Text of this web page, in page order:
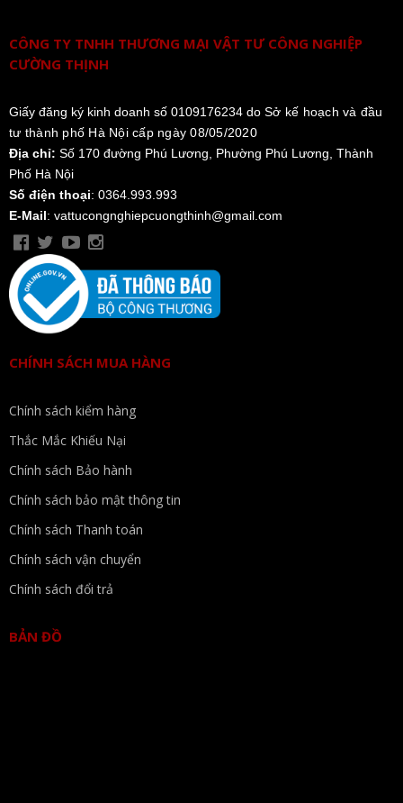
CÔNG TY TNHH THƯƠNG MẠI VẬT TƯ CÔNG NGHIỆP
CƯỜNG THỊNH
Giấy đăng ký kinh doanh số 0109176234 do Sở kế hoạch và đầu
tư thành phố Hà Nội cấp ngày 08/05/2020
Địa chỉ: Số 170 đường Phú Lương, Phường Phú Lương, Thành
Phố Hà Nội
Số điện thoại: 0364.993.993
E-Mail: vattucongnghiepcuongthinh@gmail.com
CHÍNH SÁCH MUA HÀNG
Chính sách kiểm hàng
Thắc Mắc Khiếu Nại
Chính sách Bảo hành
Chính sách bảo mật thông tin
Chính sách Thanh toán
Chính sách vận chuyển
Chính sách đổi trả
BẢN ĐỒ